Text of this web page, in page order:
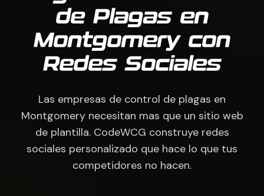
de Plagas en
Montgomery con
Redes Sociales
Las empresas de control de plagas en
Montgomery necesitan mas que un sitio web
de plantilla. CodeWCG construye redes
sociales personalizado que hace lo que tus
competidores no hacen.